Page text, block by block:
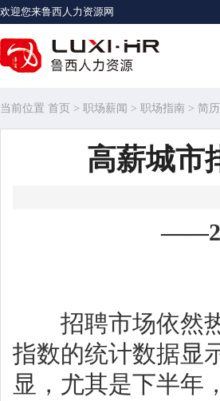
欢迎您来鲁西人力资源网
当前位置 首页 > 职场薪闻 > 职场指南 > 简
高薪城市
招聘市场依然热
指数的统计数据显
显，尤其是下半年